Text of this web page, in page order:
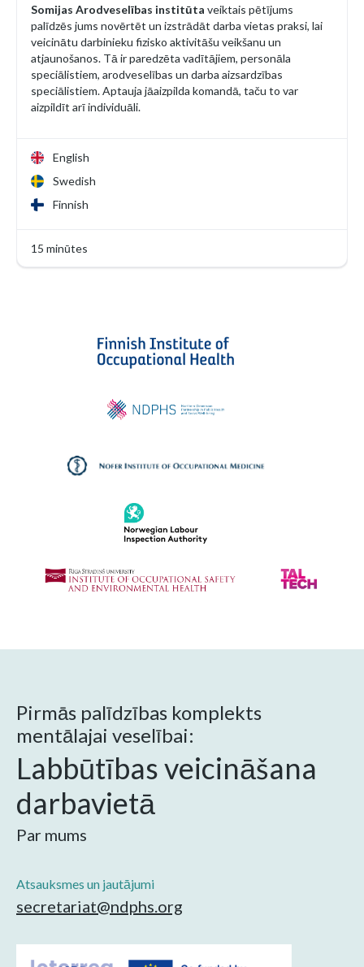
Somijas Arodveselības institūta veiktais pētījums
palīdzēs jums novērtēt un izstrādāt darba vietas praksi, lai
veicinātu darbinieku fizisko aktivitāšu veikšanu un
atjaunošanos. Tā ir paredzēta vadītājiem, personāla
speciālistiem, arodveselības un darba aizsardzības
speciālistiem. Aptauja jāaizpilda komandā, taču to var
aizpildīt arī individuāli.
English
Swedish
Finnish
15 minūtes
Pirmās palīdzības komplekts
mentālajai veselībai:
Labbūtības veicināšana
darbavietā
Par mums
Atsauksmes un jautājumi
secretariat@ndphs.org